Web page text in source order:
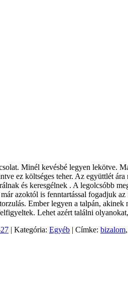
Minél kevésbé legyen lekötve.
ez költséges teher. Az együttlét
és keresgélnek . A legolcsóbb
már azoktól is fenntartással fogadjuk
Ember legyen a talpán,
Lehet azért találni
| Kategória: Egyéb | Címke: bizalom,